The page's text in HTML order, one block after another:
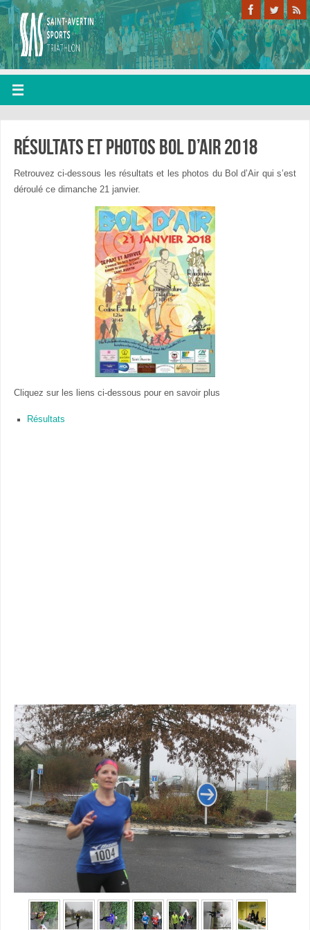
Résultats et photos bol d’air 2018
Retrouvez ci-dessous les résultats et les photos du Bol d’Air qui s’est
déroulé ce dimanche 21 janvier.
Cliquez sur les liens ci-dessous pour en savoir plus
Résultats